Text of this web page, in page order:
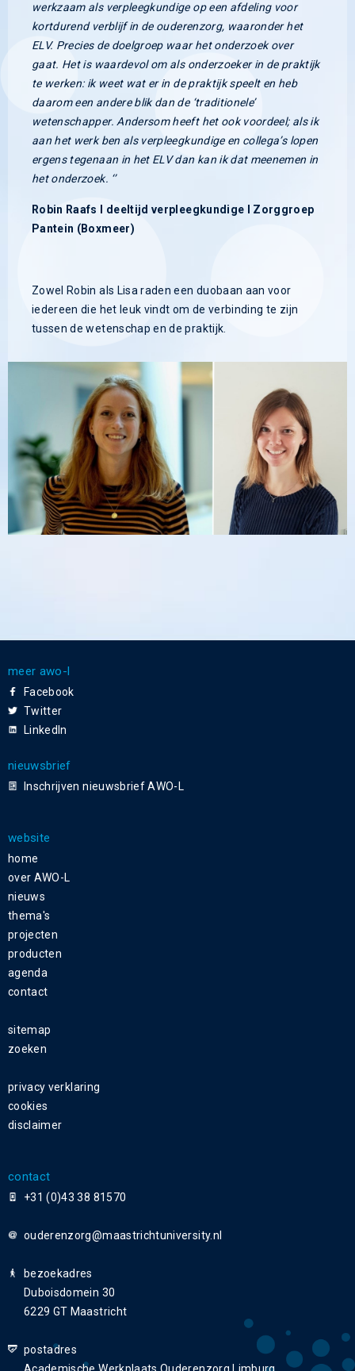
werkzaam als verpleegkundige op een afdeling voor
kortdurend verblijf in de ouderenzorg, waaronder het
ELV. Precies de doelgroep waar het onderzoek over
gaat. Het is waardevol om als onderzoeker in de praktijk
te werken: ik weet wat er in de praktijk speelt en heb
daarom een andere blik dan de ‘traditionele’
wetenschapper. Andersom heeft het ook voordeel; als ik
aan het werk ben als verpleegkundige en collega’s lopen
ergens tegenaan in het ELV dan kan ik dat meenemen in
het onderzoek. ‘’
Robin Raafs I deeltijd verpleegkundige I Zorggroep
Pantein (Boxmeer)
Zowel Robin als Lisa raden een duobaan aan voor
iedereen die het leuk vindt om de verbinding te zijn
tussen de wetenschap en de praktijk.
meer awo-l
Facebook
Twitter
LinkedIn
nieuwsbrief
Inschrijven nieuwsbrief AWO-L
website
home
over AWO-L
nieuws
thema's
projecten
producten
agenda
contact
sitemap
zoeken
privacy verklaring
cookies
disclaimer
contact
+31 (0)43 38 81570
ouderenzorg
bezoekadres
Duboisdomein 30
6229 GT Maastricht
postadres
Academische Werkplaats Ouderenzorg Limburg